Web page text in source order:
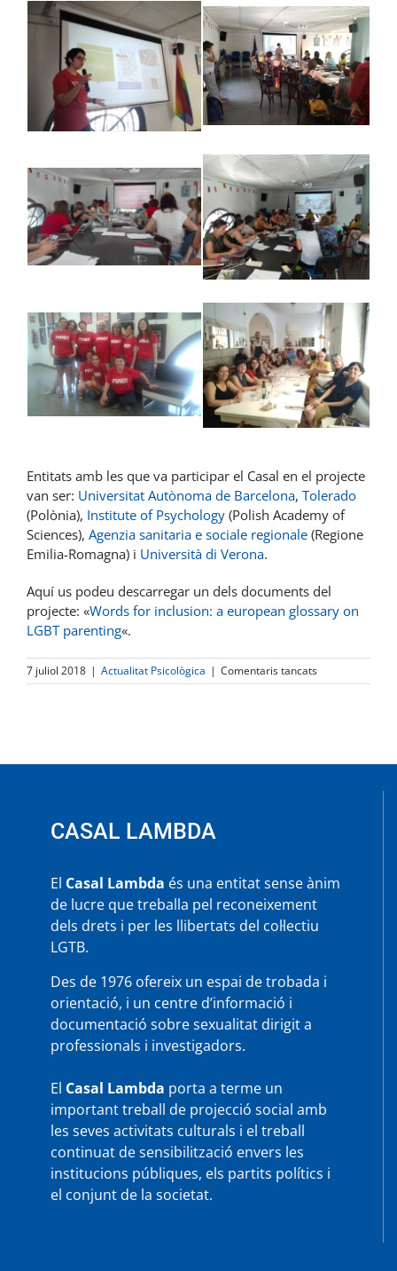
Entitats amb les que va participar el Casal en el projecte
van ser: Universitat Autònoma de Barcelona, Tolerado
(Polònia), Institute of Psychology (Polish Academy of
Sciences), Agenzia sanitaria e sociale regionale (Regione
Emilia-Romagna) i Università di Verona.
Aquí us podeu descarregar un dels documents del
projecte: «Words for inclusion: a european glossary on
LGBT parenting«.
7 juliol 2018 | Actualitat Psicològica | Comentaris tancatsa
Sessions
europeu
CASAL LAMBDA
El Casal Lambda és una entitat sense ànim
de lucre que treballa pel reconeixement
dels drets i per les llibertats del col·lectiu
LGTB.
Des de 1976 ofereix un espai de trobada i
orientació, i un centre d’informació i
documentació sobre sexualitat dirigit a
professionals i investigadors.
El Casal Lambda porta a terme un
important treball de projecció social amb
les seves activitats culturals i el treball
continuat de sensibilització envers les
institucions públiques, els partits polítics i
el conjunt de la societat.